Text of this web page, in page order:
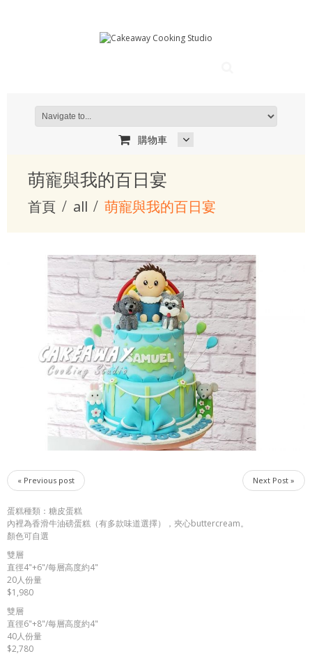
購物車
萌寵與我的百日宴
首頁 all 萌寵與我的百日宴
« Previous post Next Post »
蛋糕種類：糖皮蛋糕
內裡為香滑牛油磅蛋糕（有多款味道選擇），夾心buttercream。
顏色可自選
雙層
直徑4"+6"/每層高度約4"
20人份量
​$1,980
雙層
直徑6"+8"/每層高度約4"
40人份量
​$2,780